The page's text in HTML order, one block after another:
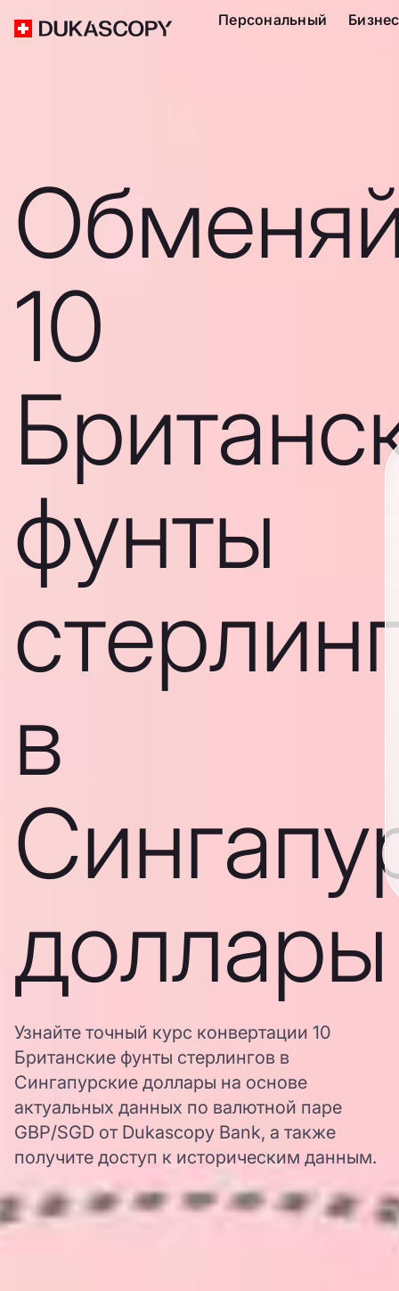
Персональный Бизнес
10
фунты
в
доллары
Узнайте точный курс конвертации 10
Британские фунты стерлингов в
Сингапурские доллары на основе
актуальных данных по валютной паре
GBP/SGD от Dukascopy Bank, а также
получите доступ к историческим данным.